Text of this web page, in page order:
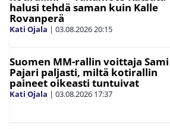
halusi tehdä saman kuin Kalle
Rovanperä
Kati Ojala | 03.08.202620:15
Suomen MM-rallin voittaja Sami
Pajari paljasti, miltä kotirallin
paineet oikeasti tuntuivat
Kati Ojala | 03.08.2026 17:37